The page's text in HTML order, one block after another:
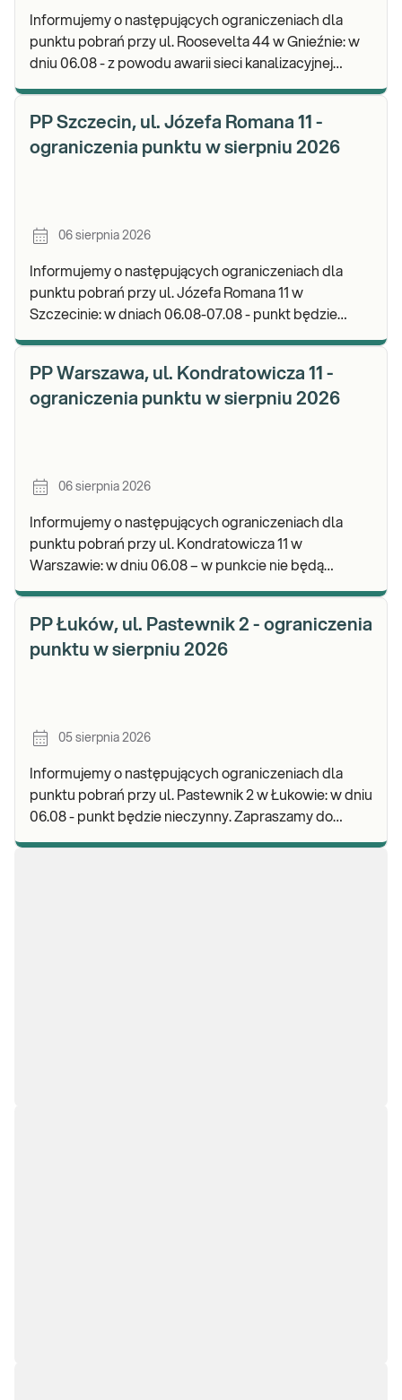
Informujemy o następujących ograniczeniach dla
punktu pobrań przy ul. Roosevelta 44 w Gnieźnie: w
dniu 06.08 - z powodu awarii sieci kanalizacyjnej
PP Szczecin, ul. Józefa Romana 11 -
ograniczenia punktu w sierpniu 2026
06 sierpnia 2026
Informujemy o następujących ograniczeniach dla
punktu pobrań przy ul. Józefa Romana 11 w
Szczecinie: w dniach 06.08-07.08 - punkt będzie
PP Warszawa, ul. Kondratowicza 11 -
ograniczenia punktu w sierpniu 2026
06 sierpnia 2026
Informujemy o następujących ograniczeniach dla
punktu pobrań przy ul. Kondratowicza 11 w
Warszawie: w dniu 06.08 – w punkcie nie będą
PP Łuków, ul. Pastewnik 2 - ograniczenia
punktu w sierpniu 2026
05 sierpnia 2026
Informujemy o następujących ograniczeniach dla
punktu pobrań przy ul. Pastewnik 2 w Łukowie: w dniu
06.08 - punkt będzie nieczynny. Zapraszamy do